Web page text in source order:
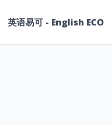
英语易可 - English ECO